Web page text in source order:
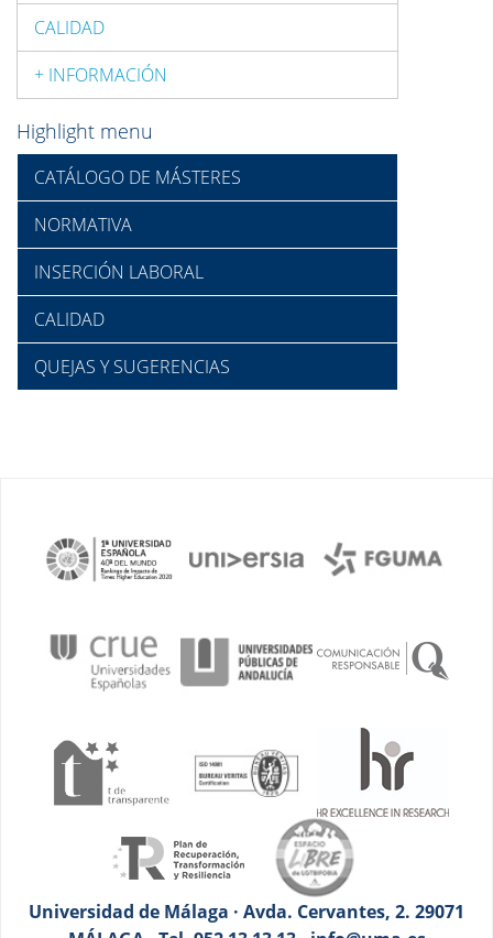
CALIDAD
+ INFORMACIÓN
Highlight menu
CATÁLOGO DE MÁSTERES
NORMATIVA
INSERCIÓN LABORAL
CALIDAD
QUEJAS Y SUGERENCIAS
Universidad de Málaga · Avda. Cervantes, 2. 29071